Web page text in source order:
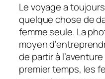
Le voyage a
quelque chose de
femme seule. La
moyen
de partir à
premier temps, les